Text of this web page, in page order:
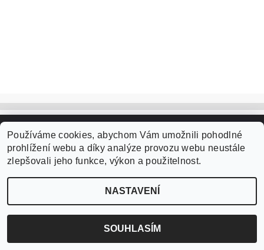
2026 ©czVlasy.cz , všechna práva vyhrazena
Vytvořil Shoptet
Používáme cookies, abychom Vám umožnili pohodlné
prohlížení webu a díky analýze provozu webu neustále
zlepšovali jeho funkce, výkon a použitelnost.
NASTAVENÍ
SOUHLASÍM